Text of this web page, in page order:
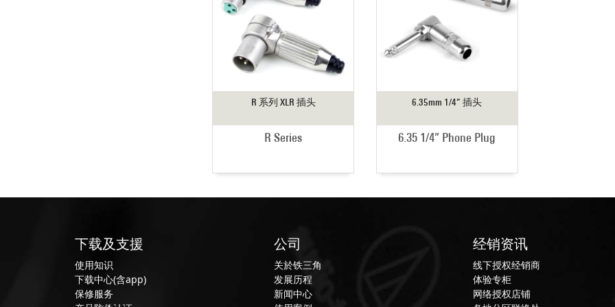
R 系列 XLR 插头
R Series
6.35mm 1/4” 插头
6.35 1/4” Phone Plug
下载及支援
使用知识
下载中心(含app)
保修服务
公司
关於铁三角
发展历程
新闻中心
经销资讯
线下授权经销商
体验专柜
网络授权店铺